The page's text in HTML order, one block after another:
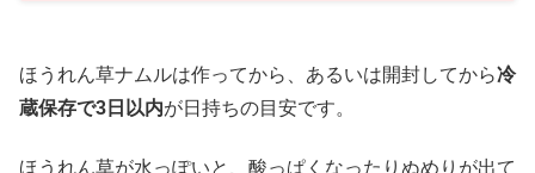
ほうれん草ナムルは作ってから、あるいは開封してから冷
蔵保存で3日以内が日持ちの目安です。
ほうれん草が水っぽいと、酸っぱくなったりぬめりが出て